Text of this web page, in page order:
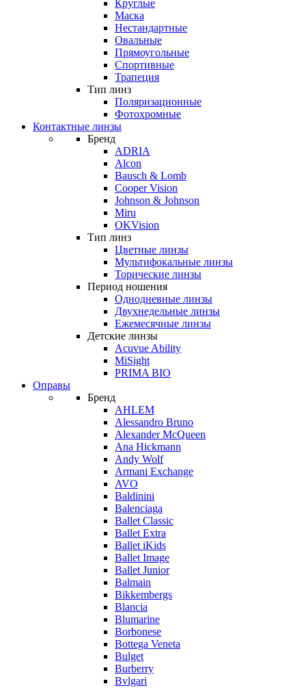
Круглые
Маска
Нестандартные
Овальные
Прямоугольные
Спортивные
Трапеция
Тип линз
Поляризационные
Фотохромные
Контактные линзы
Бренд
ADRIA
Alcon
Bausch & Lomb
Cooper Vision
Johnson & Johnson
Miru
OKVision
Тип линз
Цветные линзы
Мультифокальные линзы
Торические линзы
Период ношения
Однодневные линзы
Двухнедельные линзы
Ежемесячные линзы
Детские линзы
Acuvue Ability
MiSight
PRIMA BIO
Оправы
Бренд
AHLEM
Alessandro Bruno
Alexander McQueen
Ana Hickmann
Andy Wolf
Armani Exchange
AVO
Baldinini
Balenciaga
Ballet Classic
Ballet Extra
Ballet iKids
Ballet Image
Ballet Junior
Balmain
Bikkembergs
Blancia
Blumarine
Borbonese
Bottega Veneta
Bulget
Burberry
Bvlgari